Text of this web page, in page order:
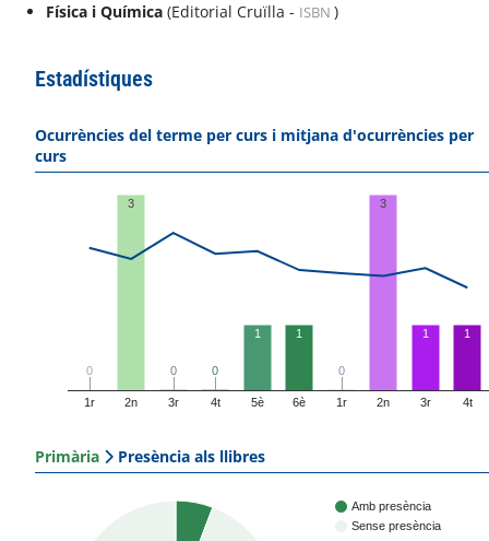
Física i Química (Editorial Cruïlla - ISBN )
Estadístiques
Ocurrències del terme per curs i mitjana d'ocurrències per
curs
1r 2n 3r 4t 5è 6è 1r 2n 3r 4t
0
0
3
0
0 0
0
1 1
0
0
3
1 1
Primària Presència als llibres
Amb presència
Sense presència